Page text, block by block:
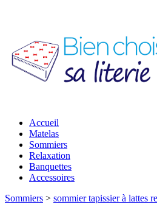
Accueil
Matelas
Sommiers
Relaxation
Banquettes
Accessoires
Sommiers > sommier tapissier à lattes